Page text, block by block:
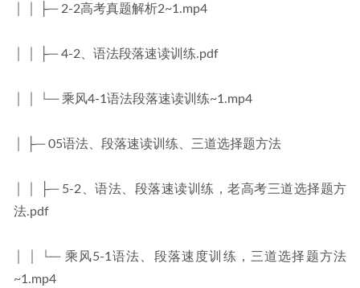
│ │ ├─ 2-2高考真题解析2~1.mp4
│ │ ├─ 4-2、语法段落速读训练.pdf
│ │ └─ 乘风4-1语法段落速读训练~1.mp4
│ ├─ 05语法、段落速读训练、三道选择题方法
│ │ ├─ 5-2、语法、段落速读训练，老高考三道选择题方
法.pdf
│ │ └─ 乘风5-1语法、段落速度训练，三道选择题方法
~1.mp4